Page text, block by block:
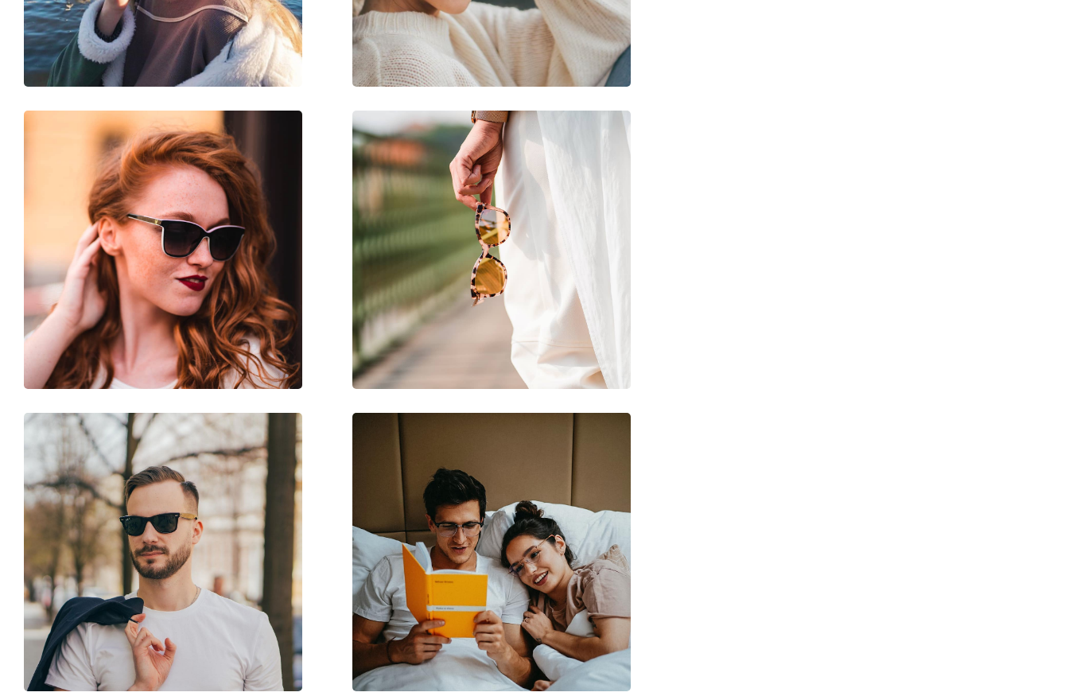
Gewicht:
140 g
Verstellbare Nasenpads:
Nein
Federscharnier:
Nein
Reinigungstuch:
Ja
Herren
Kategorie:
Sonnenbrillen
Marke:
Oakley
Verwendung:
Sport
Sport:
Radfahren, Laufen, Wandern, Angeln, Segeln, Skifahren
Code:
OO 9208 47 38